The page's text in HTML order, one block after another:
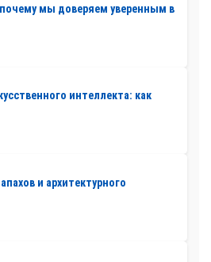
мы доверяем уверенным в
интеллекта: как
и архитектурного